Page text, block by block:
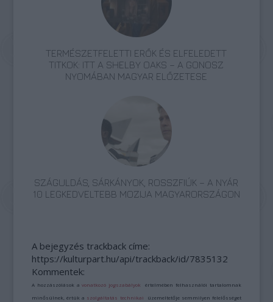
TERMÉSZETFELETTI ERŐK ÉS ELFELEDETT
TITKOK: ITT A SHELBY OAKS – A GONOSZ
NYOMÁBAN MAGYAR ELŐZETESE
SZÁGULDÁS, SÁRKÁNYOK, ROSSZFIÚK – A NYÁR
10 LEGKEDVELTEBB MOZIJA MAGYARORSZÁGON
A bejegyzés trackback címe:
https://kulturpart.hu/api/trackback/id/7835132
Kommentek:
A hozzászólások avonatkozó jogszabályok értelmében felhasználói tartalomnak
minősülnek, értük a szolgáltatás technikai üzemeltetője semmilyen felelősséget